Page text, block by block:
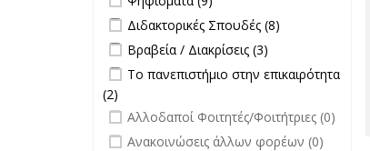
Apply Διδακτορικές Σπουδές filter
Διδακτορικές Σπουδές (8)
filter
Apply Βραβεία / Διακρίσεις filter
Βραβεία / Διακρίσεις (3)
Διακρίσεις
Apply Το πανεπιστήμιο στην
επικαιρότητα filter
Το πανεπιστήμιο στην επικαιρότητα
(2)
επικαιρότητα filter
undefined
Αλλοδαποί Φοιτητές/Φοιτήτριες (0)
undefined
Ανακοινώσεις άλλων φορέων (0)